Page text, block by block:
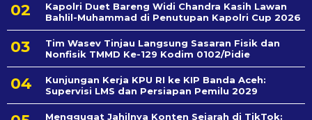
Kapolri Duet Bareng Widi Chandra Kasih Lawan
Bahlil-Muhammad di Penutupan Kapolri Cup 2026
Tim Wasev Tinjau Langsung Sasaran Fisik dan
Nonfisik TMMD Ke-129 Kodim 0102/Pidie
Kunjungan Kerja KPU RI ke KIP Banda Aceh:
Supervisi LMS dan Persiapan Pemilu 2029
Menggugat Jahilnya Konten Sejarah di TikTok: